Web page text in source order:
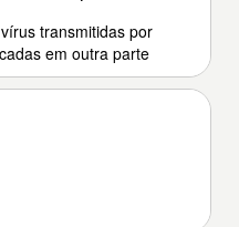
transmitidas por
em outra parte